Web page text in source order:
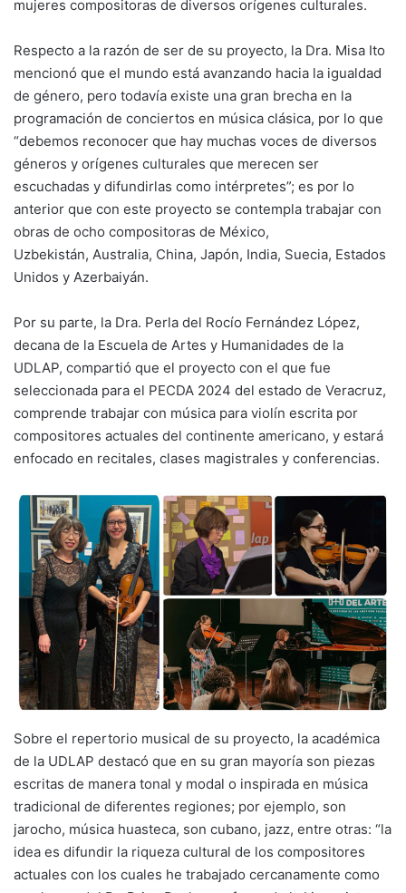
mujeres compositoras de diversos orígenes culturales.
Respecto a la razón de ser de su proyecto, la Dra. Misa Ito
mencionó que el mundo está avanzando hacia la igualdad
de género, pero todavía existe una gran brecha en la
programación de conciertos en música clásica, por lo que
“debemos reconocer que hay muchas voces de diversos
géneros y orígenes culturales que merecen ser
escuchadas y difundirlas como intérpretes”; es por lo
anterior que con este proyecto se contempla trabajar con
obras de ocho compositoras de México,
Uzbekistán, Australia, China, Japón, India, Suecia, Estados
Unidos y Azerbaiyán.
Por su parte, la Dra. Perla del Rocío Fernández López,
decana de la Escuela de Artes y Humanidades de la
UDLAP, compartió que el proyecto con el que fue
seleccionada para el PECDA 2024 del estado de Veracruz,
comprende trabajar con música para violín escrita por
compositores actuales del continente americano, y estará
enfocado en recitales, clases magistrales y conferencias.
Sobre el repertorio musical de su proyecto, la académica
de la UDLAP destacó que en su gran mayoría son piezas
escritas de manera tonal y modal o inspirada en música
tradicional de diferentes regiones; por ejemplo, son
jarocho, música huasteca, son cubano, jazz, entre otras: “la
idea es difundir la riqueza cultural de los compositores
actuales con los cuales he trabajado cercanamente como